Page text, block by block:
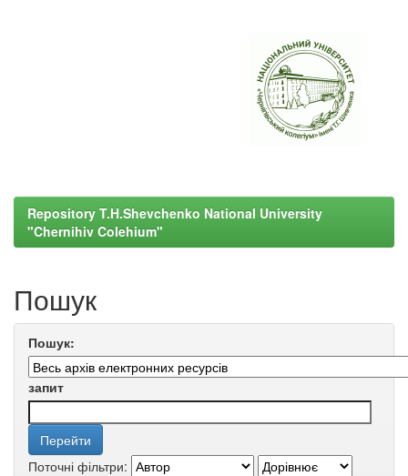
Repository T.H.Shevchenko National University
"Chernihiv Colehium"
Пошук
Пошук:
запит
Поточні фільтри: